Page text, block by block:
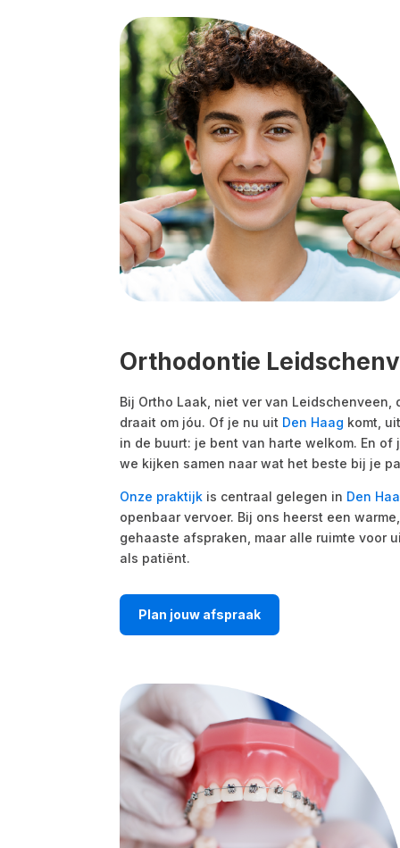
Orthodontie
Bij Ortho Laak, niet ver van
draait om jóu. Of je nu uit Den Haag komt,
in de buurt: je bent van harte welkom. En
we kijken samen naar wat het beste bij je
Onze praktijk is centraal gelegen in Den
openbaar vervoer. Bij ons heerst een
gehaaste afspraken, maar alle ruimte voor
als patiënt.
Plan jouw afspraak